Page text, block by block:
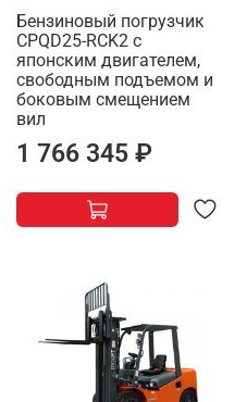
Бензиновый погрузчик
CPQD25-RCK2 с
японским двигателем,
свободным подъемом и
боковым смещением
вил
1 766 345 ₽